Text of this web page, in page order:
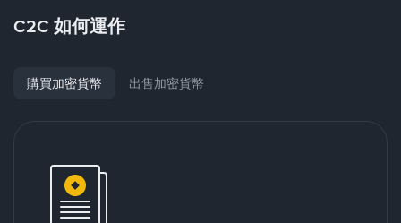
C2C 如何運作
購買加密貨幣 出售加密貨幣